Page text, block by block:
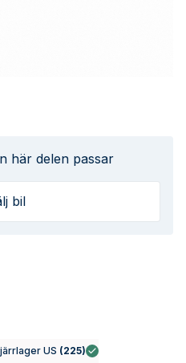
här delen passar
bil
US (225)